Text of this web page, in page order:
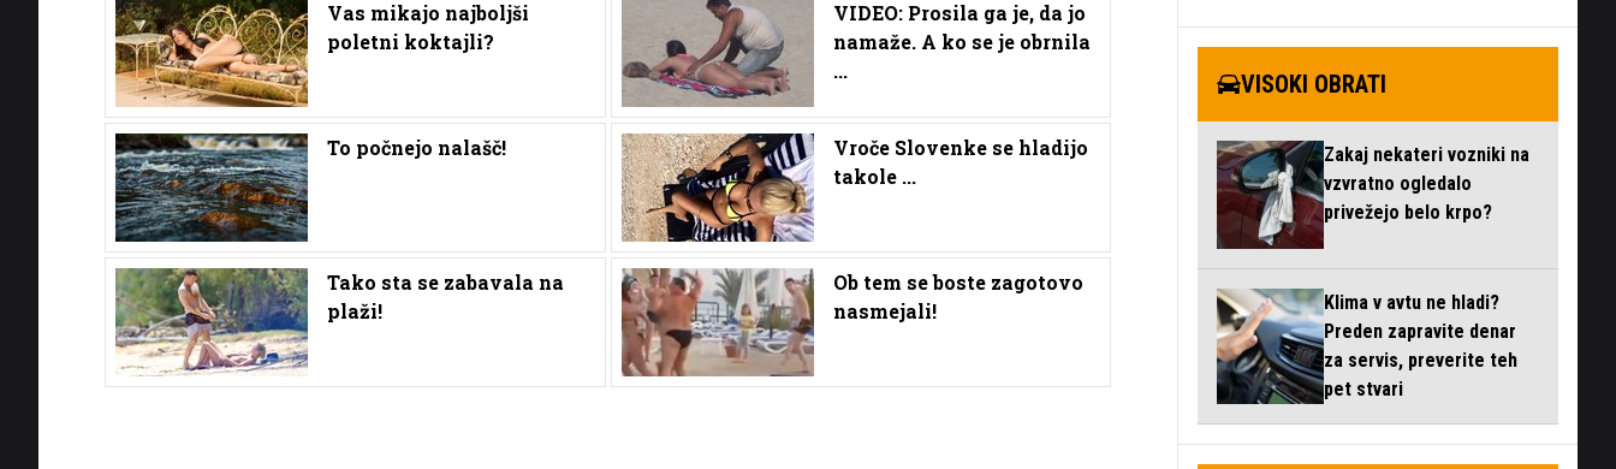
Vas mikajo najboljši
poletni koktajli?
VIDEO: Prosila ga je, da jo
namaže. A ko se je obrnila
...
To počnejo nalašč!
Vroče Slovenke se hladijo
takole ...
Tako sta se zabavala na
plaži!
Ob tem se boste zagotovo
nasmejali!
VISOKI OBRATI
Zakaj nekateri vozniki na
vzvratno ogledalo
privežejo belo krpo?
Klima v avtu ne hladi?
Preden zapravite denar
za servis, preverite teh
pet stvari